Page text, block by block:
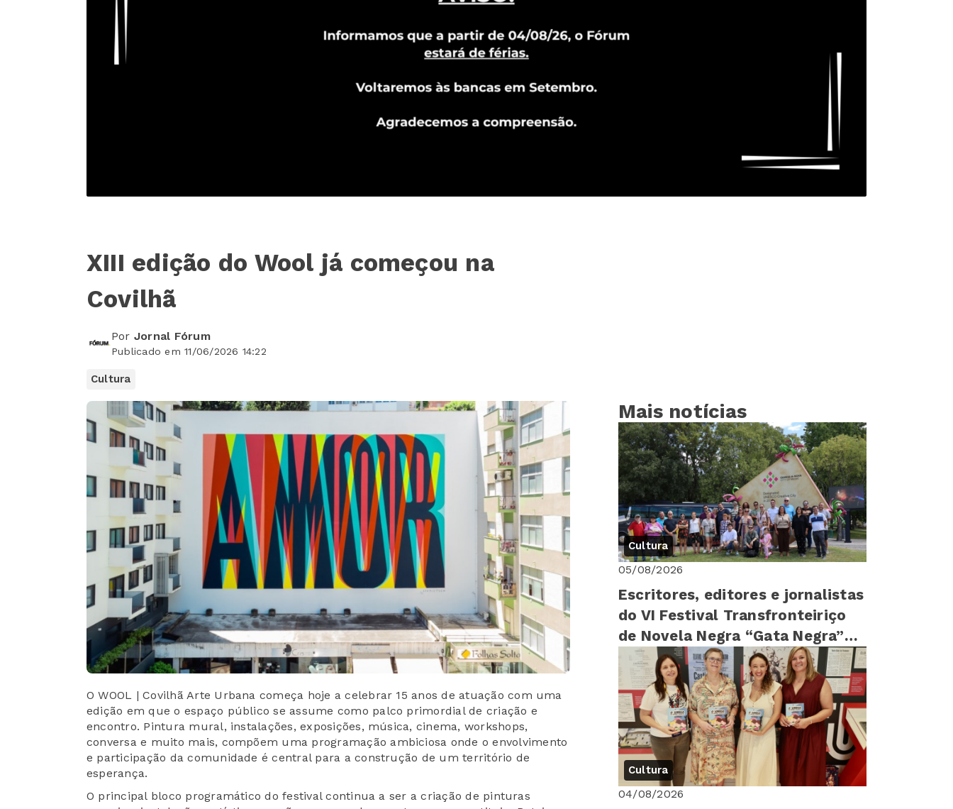
XIII edição do Wool já começou na
Covilhã
Por Jornal Fórum
Publicado em 11/06/2026 14:22
Cultura
O WOOL | Covilhã Arte Urbana começa hoje a celebrar 15 anos de atuação com uma
edição em que o espaço público se assume como palco primordial de criação e
encontro. Pintura mural, instalações, exposições, música, cinema, workshops,
conversa e muito mais, compõem uma programação ambiciosa onde o envolvimento
e participação da comunidade é central para a construção de um território de
esperança.
O principal bloco programático do festival continua a ser a criação de pinturas
Mais notícias
Cultura
05/08/2026
Escritores, editores e jornalistas
do VI Festival Transfronteiriço
de Novela Negra “Gata Negra”
visitam Idanha-a-Nova
Cultura
04/08/2026